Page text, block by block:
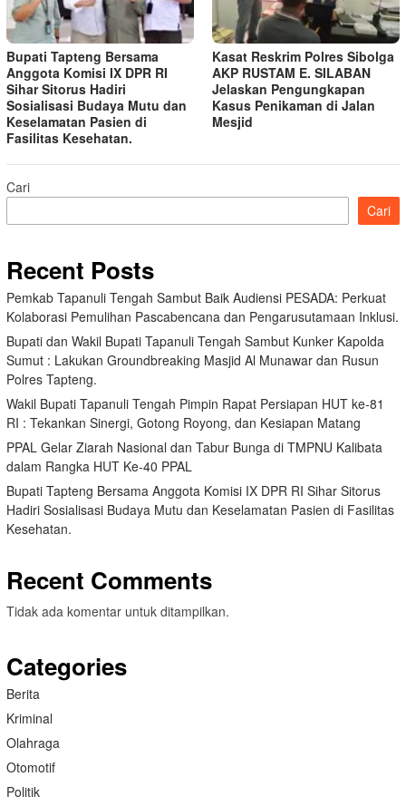
Bupati Tapteng Bersama
Anggota Komisi IX DPR RI
Sihar Sitorus Hadiri
Sosialisasi Budaya Mutu dan
Keselamatan Pasien di
Fasilitas Kesehatan.
Kasat Reskrim Polres Sibolga
AKP RUSTAM E. SILABAN
Jelaskan Pengungkapan
Kasus Penikaman di Jalan
Mesjid
Cari
Cari
Recent Posts
Pemkab Tapanuli Tengah Sambut Baik Audiensi PESADA: Perkuat
Kolaborasi Pemulihan Pascabencana dan Pengarusutamaan Inklusi.
Bupati dan Wakil Bupati Tapanuli Tengah Sambut Kunker Kapolda
Sumut : Lakukan Groundbreaking Masjid Al Munawar dan Rusun
Polres Tapteng.
Wakil Bupati Tapanuli Tengah Pimpin Rapat Persiapan HUT ke-81
RI : Tekankan Sinergi, Gotong Royong, dan Kesiapan Matang
PPAL Gelar Ziarah Nasional dan Tabur Bunga di TMPNU Kalibata
dalam Rangka HUT Ke-40 PPAL
Bupati Tapteng Bersama Anggota Komisi IX DPR RI Sihar Sitorus
Hadiri Sosialisasi Budaya Mutu dan Keselamatan Pasien di Fasilitas
Kesehatan.
Recent Comments
Tidak ada komentar untuk ditampilkan.
Categories
Berita
Kriminal
Olahraga
Otomotif
Politik